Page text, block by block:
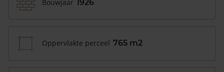
Bouwjaar 1926
Oppervlakte perceel 765 m2